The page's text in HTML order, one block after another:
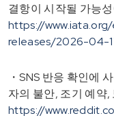
결항이 시작될 가능
https://
releases/2026-04-
・SNS 반응 확인에
자의 불안, 조기 예약
https://